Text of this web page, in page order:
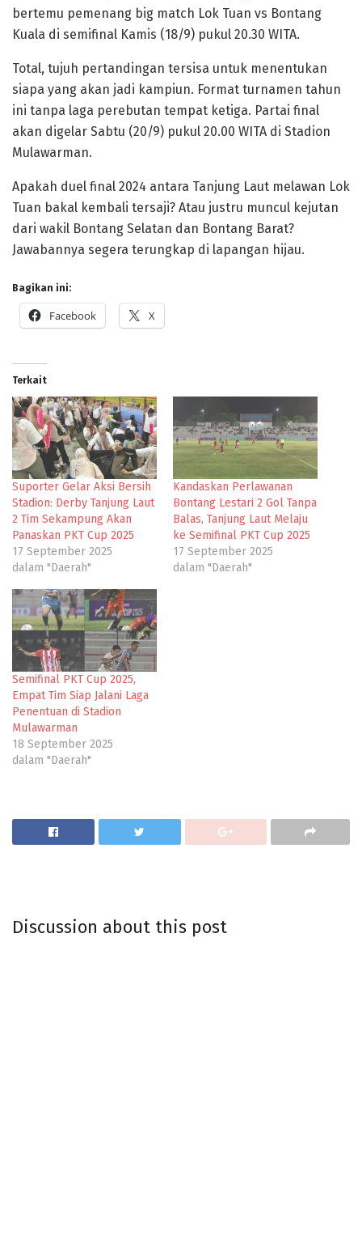
bertemu pemenang big match Lok Tuan vs Bontang
Kuala di semifinal Kamis (18/9) pukul 20.30 WITA.
Total, tujuh pertandingan tersisa untuk menentukan
siapa yang akan jadi kampiun. Format turnamen tahun
ini tanpa laga perebutan tempat ketiga. Partai final
akan digelar Sabtu (20/9) pukul 20.00 WITA di Stadion
Mulawarman.
Apakah duel final 2024 antara Tanjung Laut melawan Lok
Tuan bakal kembali tersaji? Atau justru muncul kejutan
dari wakil Bontang Selatan dan Bontang Barat?
Jawabannya segera terungkap di lapangan hijau.
Bagikan ini:
Facebook X
Terkait
Suporter Gelar Aksi Bersih
Stadion: Derby Tanjung Laut
2 Tim Sekampung Akan
Panaskan PKT Cup 2025
17 September 2025
dalam "Daerah"
Kandaskan Perlawanan
Bontang Lestari 2 Gol Tanpa
Balas, Tanjung Laut Melaju
ke Semifinal PKT Cup 2025
17 September 2025
dalam "Daerah"
Semifinal PKT Cup 2025,
Empat Tim Siap Jalani Laga
Penentuan di Stadion
Mulawarman
18 September 2025
dalam "Daerah"
Discussion about this post